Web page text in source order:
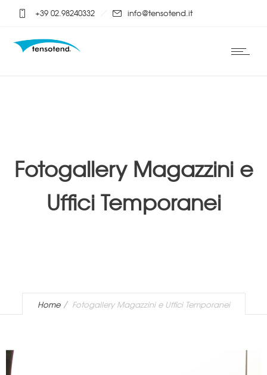
+39 02.98240332 info@tensotend.it
Fotogallery Magazzini e
Uffici Temporanei
Home Fotogallery Magazzini e Uffici Temporanei